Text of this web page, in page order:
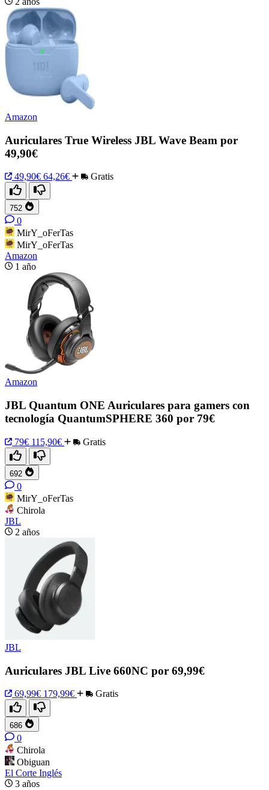
Amazon
Auriculares True Wireless JBL Wave Beam por
49,90€
49,90€ 64,26€ Gratis
752
0
MirY_oFerTas
MirY_oFerTas
Amazon
1 año
Amazon
JBL Quantum ONE Auriculares para gamers con
tecnología QuantumSPHERE 360 por 79€
79€ 115,90€ Gratis
692
0
MirY_oFerTas
Chirola
JBL
2 años
JBL
Auriculares JBL Live 660NC por 69,99€
69,99€ 179,99€ Gratis
686
0
Chirola
Obiguan
El Corte Inglés
3 años